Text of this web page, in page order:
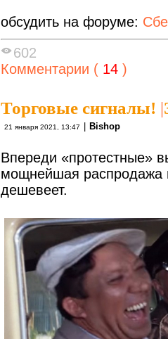
обсудить на форуме:
602
Комментарии ( 14 )
Торговые сигналы! |
21 января 2021, 13:47 Bishop
Впереди «протестные»
мощнейшая распродажа
дешевеет.